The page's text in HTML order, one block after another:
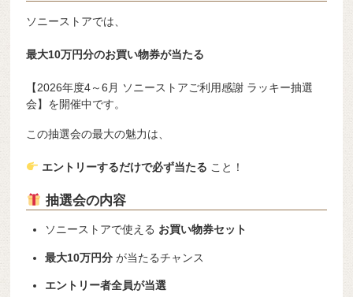
ソニーストアでは、
最大10万円分のお買い物券が当たる
【2026年度4～6月 ソニーストアご利用感謝 ラッキー抽選
会】を開催中です。
この抽選会の最大の魅力は、
エントリーするだけで必ず当たる こと！
抽選会の内容
ソニーストアで使える お買い物券セット
最大10万円分 が当たるチャンス
エントリー者全員が当選